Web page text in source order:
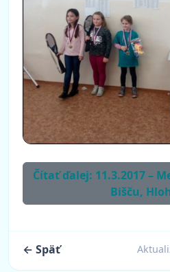
Čítať ďalej: 11.3.2017 –
Bišču,
← Späť